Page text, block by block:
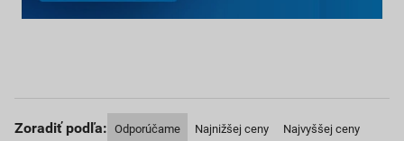
Zoradiť podľa: Odporúčame Najnižšej ceny Najvyššej ceny